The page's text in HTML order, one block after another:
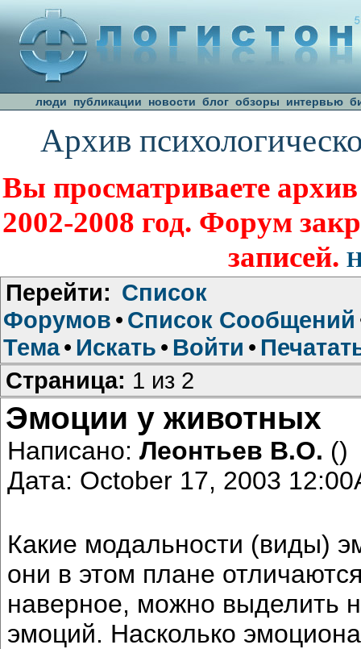
люди публикации новости блог обзоры интервью
Архив
Вы просматриваете
2002-2008 год. Форум
записей.
Перейти: Список
Форумов • Список Сообщений
Тема• Искать • Войти •
Страница: 1 из 2
Эмоции у животных
Написано: Леонтьев В.О. ()
Дата: October 17, 2003
Какие модальности (виды)
они в этом плане
наверное, можно выделить
эмоций. Насколько